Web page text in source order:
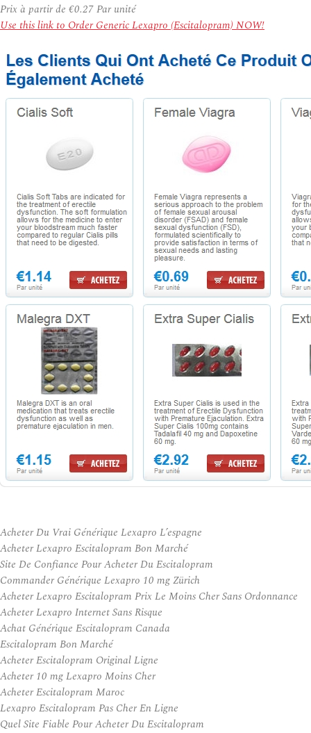
Prix à partir de €0.27Par unité
Use this link to Order Generic Lexapro (Escitalopram) NOW!
Acheter Du Vrai Générique Lexapro L’espagne
Acheter Lexapro Escitalopram Bon Marché
Site De Confiance Pour Acheter Du Escitalopram
Commander Générique Lexapro 10 mg Zürich
Acheter Lexapro Escitalopram Prix Le Moins Cher Sans Ordonnance
Acheter Lexapro Internet Sans Risque
Achat Générique Escitalopram Canada
Escitalopram Bon Marché
Acheter Escitalopram Original Ligne
Acheter 10 mg Lexapro Moins Cher
Acheter Escitalopram Maroc
Lexapro Escitalopram Pas Cher En Ligne
Quel Site Fiable Pour Acheter Du Escitalopram